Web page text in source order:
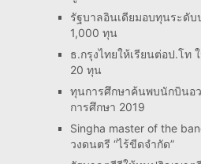
รัฐบาลอินเดียมอบทุนระดับ
1,000 ทุน
ธ.กรุงไทยให้เรียนต่อป.โท
20 ทุน
ทุนการศึกษาค้นพบนักบินอ
การศึกษา 2019
Singha master of the
วงดนตรี “ไร้ขีดจำกัด”